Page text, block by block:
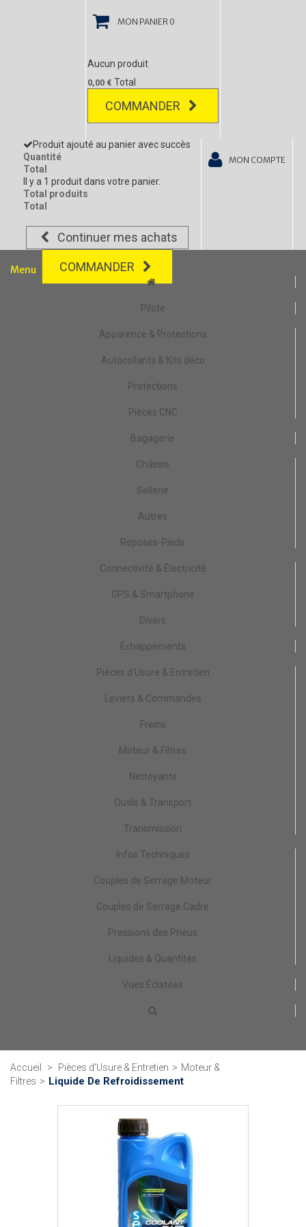
MON PANIER 0
Aucun produit
0,00 € Total
COMMANDER
Produit ajouté au panier avec succès
Quantité
Total
Il y a 1 produit dans votre panier.
Total produits
Total
Continuer mes achats
COMMANDER
MON COMPTE
Menu
Pilote
Apparence & Protections
Autocollants & Kits déco
Protections
Pièces CNC
Bagagerie
Châssis
Sellerie
Autres
Reposes-Pieds
Connectivité & Électricité
GPS & Smartphone
Divers
Échappements
Pièces d'Usure & Entretien
Leviers & Commandes
Freins
Moteur & Filtres
Nettoyants
Outils & Transport
Transmission
Infos Techniques
Couples de Serrage Moteur
Couples de Serrage Cadre
Pressions des Pneus
Liquides & Quantités
Vues Éclatées
Accueil > Pièces d'Usure & Entretien > Moteur &
Filtres > Liquide De Refroidissement